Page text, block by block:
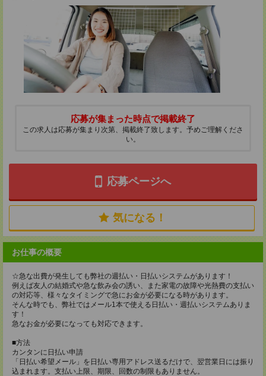
応募が集まった時点で掲載終了
この求人は応募が集まり次第、掲載終了致します。予めご理解くださ
い。
応募ページへ
気になる！
お仕事の概要
☆急な出費が発生しても弊社の週払い・日払いシステムがあります！
例えば友人の結婚式や急な飲み会の誘い、また家電の故障や光熱費の支払い
の対応等、様々なタイミングで急にお金が必要になる時があります。
そんな時でも、弊社ではメール1本で使える日払い・週払いシステムありま
す！
急なお金が必要になっても対応できます。
■方法
カンタンに日払い申請
「日払い希望メール」を日払い専用アドレス送るだけで、翌営業日には振り
込まれます。支払い上限、期限、回数の制限もありません。